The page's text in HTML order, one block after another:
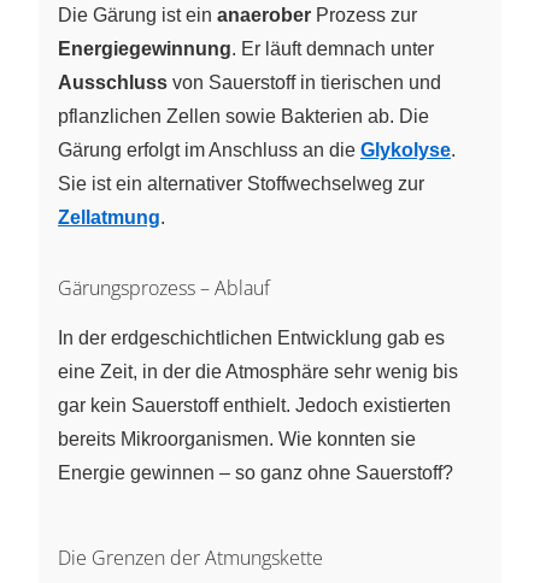
Die Gärung ist ein anaerober Prozess zur
Energiegewinnung. Er läuft demnach unter
Ausschluss von Sauerstoff in tierischen und
pflanzlichen Zellen sowie Bakterien ab. Die
Gärung erfolgt im Anschluss an die Glykolyse.
Sie ist ein alternativer Stoffwechselweg zur
Zellatmung.
Gärungsprozess – Ablauf
In der erdgeschichtlichen Entwicklung gab es
eine Zeit, in der die Atmosphäre sehr wenig bis
gar kein Sauerstoff enthielt. Jedoch existierten
bereits Mikroorganismen. Wie konnten sie
Energie gewinnen – so ganz ohne Sauerstoff?
Die Grenzen der Atmungskette